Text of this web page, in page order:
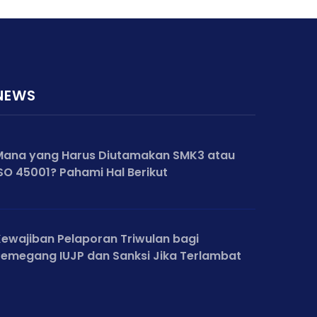
yang Harus Diutamakan SMK3 atau
45001? Pahami Hal Berikut
Pelaporan Triwulan bagi
IUJP dan Sanksi Jika Terlambat